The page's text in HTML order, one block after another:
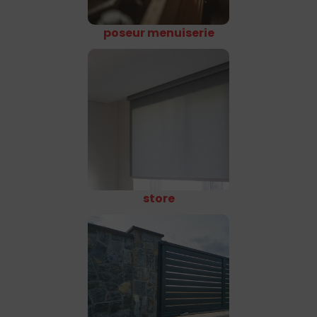
poseur menuiserie
store